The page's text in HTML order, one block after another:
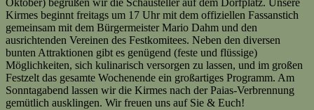
Oktober) begrüßen wir die Schausteller auf dem Dorfplatz. Unsere
Kirmes beginnt freitags um 17 Uhr mit dem offiziellen Fassanstich
gemeinsam mit dem Bürgermeister Mario Dahm und den
ausrichtenden Vereinen des Festkomitees. Neben den diversen
bunten Attraktionen gibt es genügend (feste und flüssige)
Möglichkeiten, sich kulinarisch versorgen zu lassen, und im großen
Festzelt das gesamte Wochenende ein großartiges Programm. Am
Sonntagabend lassen wir die Kirmes nach der Paias-Verbrennung
gemütlich ausklingen. Wir freuen uns auf Sie & Euch!